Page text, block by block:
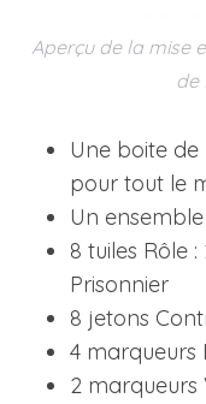
Aperçu de la mise
de
Une boite
pour tout le
Un
8 tuiles Rôle
Prisonnier
8 jetons
4 marqueurs
2 marqueurs